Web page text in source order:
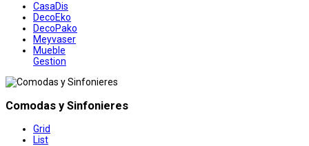
CasaDis
DecoEko
DecoPako
Meyvaser
Mueble
Gestion
Comodas y Sinfonieres
Grid
List